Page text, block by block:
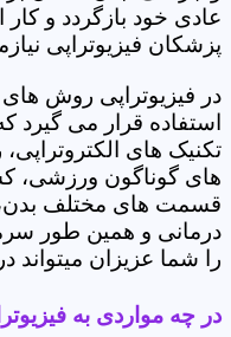
عادی خود بازگردد و کار
پزشکان فیزیوتراپی
در فیزیوتراپی روش
استفاده قرار می گیرد
تکنیک های
های گوناگون ورزشی،
قسمت های مختلف
درمانی و همین طور
را شما عزیزان میتواند
در چه مواردی به